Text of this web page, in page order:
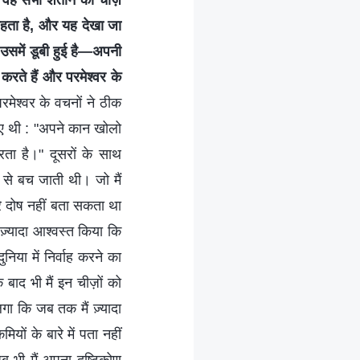
है, और यह देखा जा
उसमें डूबी हुई है—अपनी
करते हैं और परमेश्वर के
के वचनों ने ठीक
थी : "अपने कान खोलो
है।" दूसरों के साथ
से बच जाती थी। जो मैं
नहीं बता सकता था
आश्वस्त किया कि
में निर्वाह करने का
बाद भी मैं इन चीज़ों को
कि जब तक मैं ज़्यादा
के बारे में पता नहीं